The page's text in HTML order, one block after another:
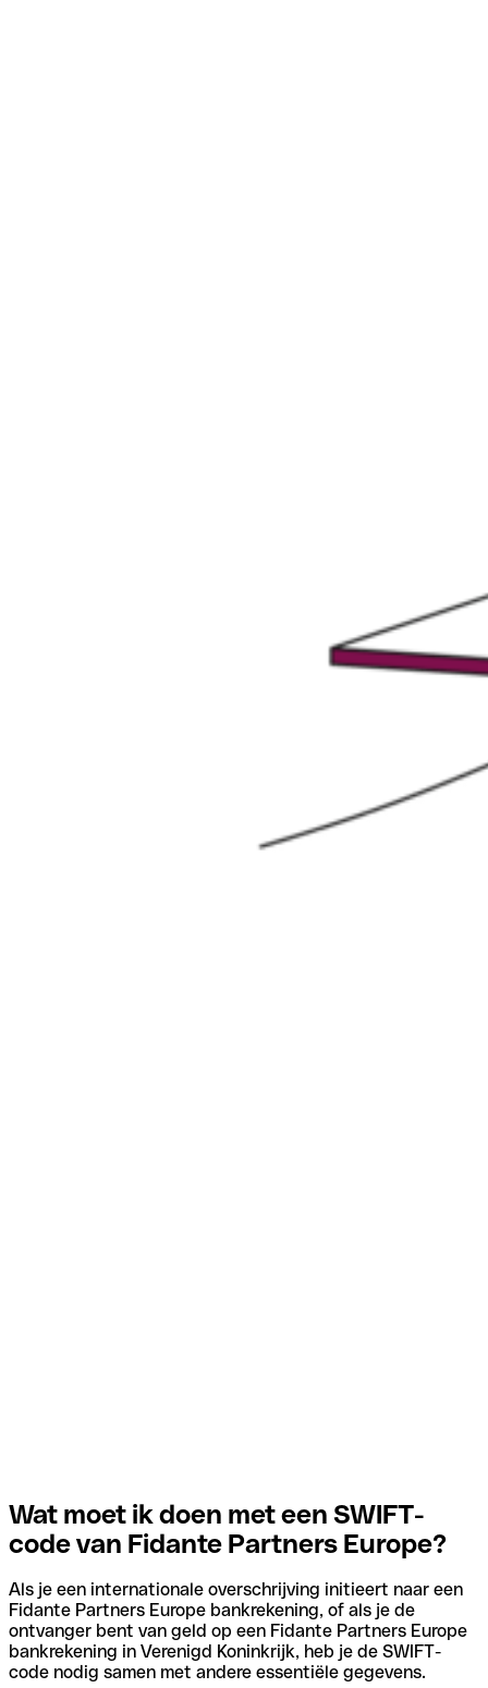
Wat moet ik doen met een SWIFT-
code van Fidante Partners Europe?
Als je een internationale overschrijving initieert naar een
Fidante Partners Europe bankrekening, of als je de
ontvanger bent van geld op een Fidante Partners Europe
bankrekening in Verenigd Koninkrijk, heb je de SWIFT-
code nodig samen met andere essentiële gegevens.